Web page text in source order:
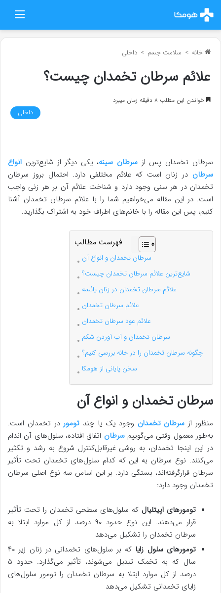
خانه > سلامت جسم > داخلی
علائم سرطان تخمدان چیست؟
خواندن این مطلب 8 دقیقه زمان میبرد
داخلی
سرطان تخمدان پس ازسرطان سینه، یکی دیگر از شایع‌ترین انواع
سرطان در زنان است که علائم مختلفی دارد. احتمال بروز سرطان
تخمدان در هر سنی وجود دارد و شناخت علائم آن بر هر زنی واجب
است. در این مقاله می‌خواهیم شما را با علائم سرطان تخمدان آشنا
کنیم، پس این مقاله را با خانم‌های اطراف خود به اشتراک بگذارید.
فهرست مطالب
سرطان تخمدان و انواع آن
شایع‌ترین علائم سرطان تخمدان چیست؟
علائم سرطان تخمدان در زنان یائسه
علائم سرطان تخمدان
علائم عود سرطان تخمدان
سرطان تخمدان و آب آوردن شکم
چگونه سرطان تخمدان را در خانه بررسی کنیم؟
سخن پایانی از هومکا
سرطان تخمدان و انواع آن
منظور از سرطان تخمدان وجود یک یا چند تومور در تخمدان است.
به‌طور معمول وقتی می‌گوییمسرطان اتفاق افتاده، سلول‌های آن اندام
در این اینجا تخمدان، به روشی غیرقابل‌کنترل شروع به رشد و تکثیر
می‌کنند. نوع سرطان به این که کدام سلول‌های تخمدان تحت تأثیر
سرطان قرارگرفته‌اند، بستگی دارد. بر این اساس سه نوع اصلی سرطان
تخمدان وجود دارد:
تومورهای اپیتلیال که سلول‌های سطحی تخمدان را تحت تأثیر
قرار می‌دهند. این نوع حدود ۹۰ درصد از کل موارد ابتلا به
سرطان تخمدان را تشکیل می‌دهد
تومورهای سلول زایا
که بر سلول‌های تخمدانی در زنان زیر ۴۰
سال که به تخمک تبدیل می‌شوند، تأثیر می‌گذارد. حدود ۵
درصد از کل موارد ابتلا به سرطان تخمدان را تومور سلول‌های
زایای تخمدانی تشکیل می‌دهد